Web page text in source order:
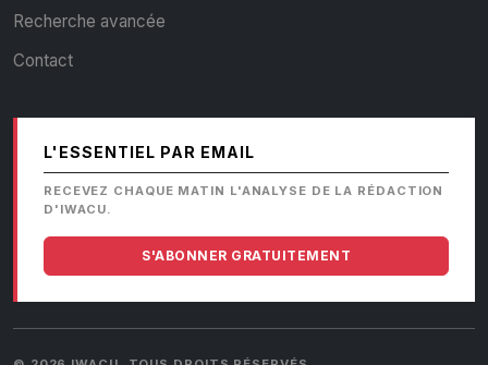
Recherche avancée
Contact
L'ESSENTIEL PAR EMAIL
RECEVEZ CHAQUE MATIN L'ANALYSE DE LA RÉDACTION
D'IWACU.
S'ABONNER GRATUITEMENT